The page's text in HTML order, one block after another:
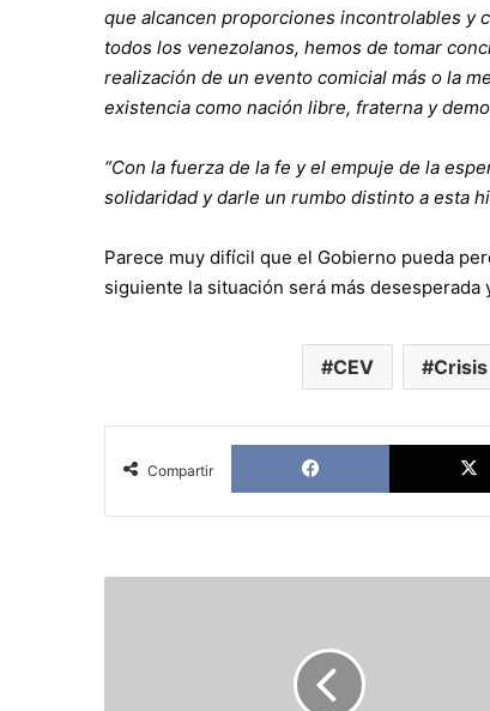
que alcancen proporciones incontrolables y
todos los venezolanos, hemos de tomar
realización de un evento comicial más o la
existencia como nación libre, fraterna y
“Con la fuerza de la fe y el empuje de la
solidaridad y darle un rumbo distinto a esta
Parece muy difícil que el Gobierno pueda
siguiente la situación será más desesperada
CEV Crisis
Compartir
Facebook